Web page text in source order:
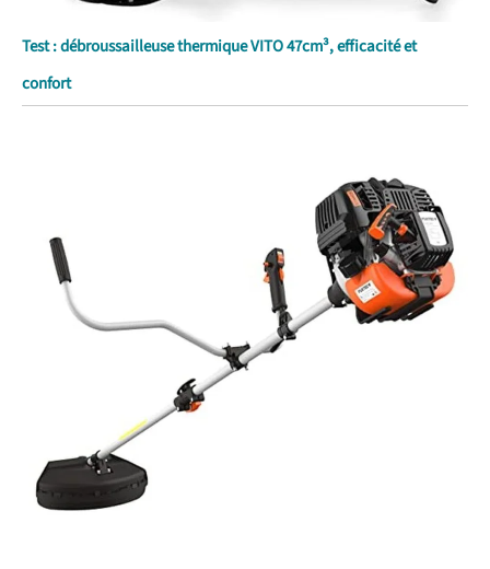
Test : débroussailleuse thermique VITO 47cm³, efficacité et
confort